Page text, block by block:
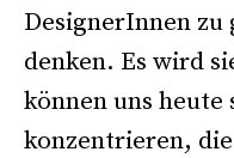
DesignerInnen
denken. Es wird
können uns
konzentrieren,